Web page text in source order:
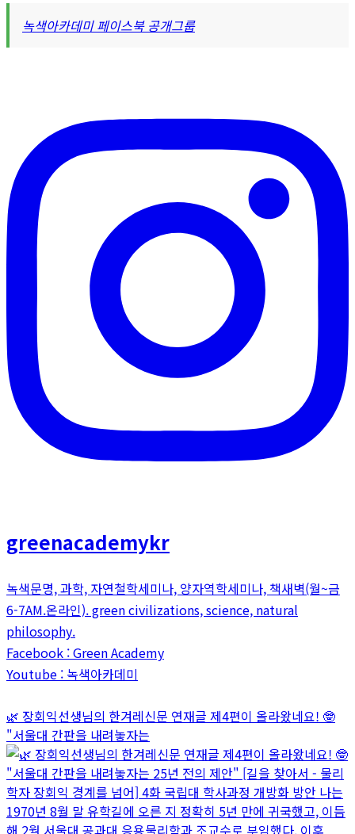
녹색아카데미 페이스북 공개그룹
greenacademykr
녹색문명, 과학, 자연철학세미나, 양자역학세미나, 책새벽(월~금
6-7AM.온라인). green civilizations, science, natural
philosophy.
Facebook : Green Academy
Youtube : 녹색아카데미
🌿 장회익선생님의 한겨레신문 연재글 제4편이 올라왔네요! 🤓
"서울대 간판을 내려놓자는